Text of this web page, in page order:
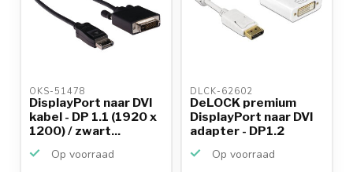
OKS-51478
DisplayPort naar DVI
kabel - DP 1.1 (1920 x
1200) / zwart...
Op voorraad
DLCK-62602
DeLOCK premium
DisplayPort naar DVI
adapter - DP1.2
Op voorraad